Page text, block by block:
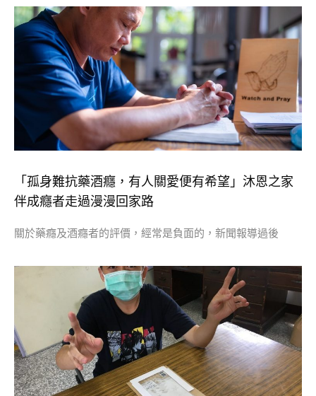
「孤身難抗藥酒癮，有人關愛便有希望」沐恩之家
伴成癮者走過漫漫回家路
關於藥癮及酒癮者的評價，經常是負面的，新聞報導過後